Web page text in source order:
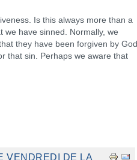
Is this always more than a
we have sinned. Normally, we
they have been forgiven by God
that sin. Perhaps we aware that
VENDREDI DE LA